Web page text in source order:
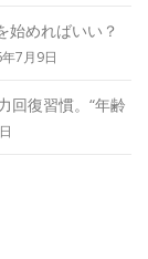
始めればいい？
7月9日
回復習慣。“年齢